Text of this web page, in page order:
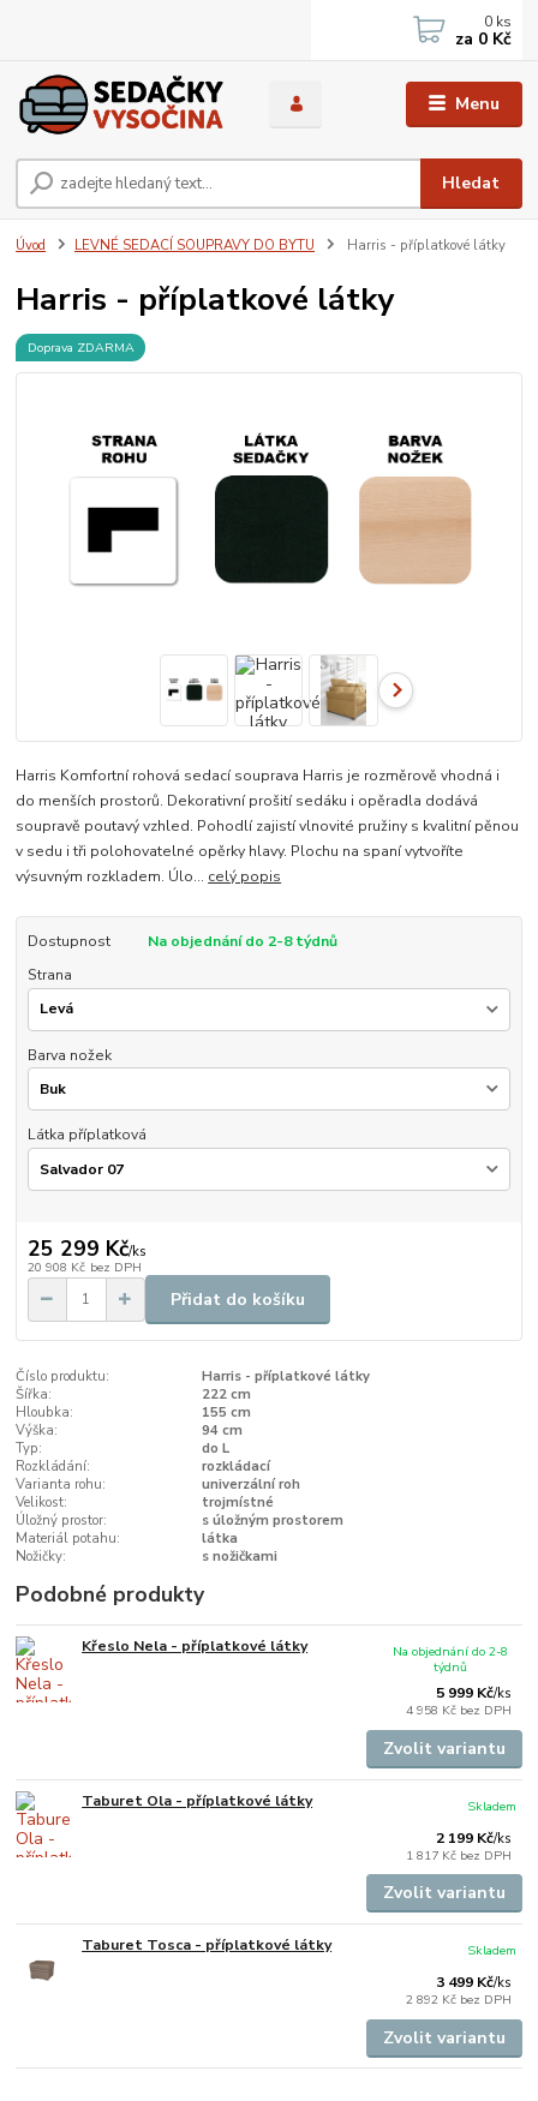
Menu
Hledat
0 ks
za 0 Kč
Úvod LEVNÉ SEDACÍ SOUPRAVY DO BYTU Harris - příplatkové látky
Harris - příplatkové látky
Doprava ZDARMA
Harris Komfortní rohová sedací souprava Harris je rozměrově vhodná i
do menších prostorů. Dekorativní prošití sedáku i opěradla dodává
soupravě poutavý vzhled. Pohodlí zajistí vlnovité pružiny s kvalitní pěnou
v sedu i tři polohovatelné opěrky hlavy. Plochu na spaní vytvoříte
výsuvným rozkladem. Úlo... celý popis
Dostupnost
Na objednání do 2-8 týdnů
Strana
Barva nožek
Látka příplatková
25 299 Kč/ks
20 908 Kč bez DPH
Přidat do košíku
Číslo produktu:
Harris - příplatkové látky
Šířka:
222 cm
Hloubka:
155 cm
Výška:
94 cm
Typ:
do L
Rozkládání:
rozkládací
Varianta rohu:
univerzální roh
Velikost:
trojmístné
Úložný prostor:
s úložným prostorem
Materiál potahu:
látka
Nožičky:
s nožičkami
Podobné produkty
Křeslo Nela - příplatkové látky
5 999 Kč/ks
4 958 Kč bez DPH
Na objednání do 2-8
týdnů
Zvolit variantu
Taburet Ola - příplatkové látky
2 199 Kč/ks
1 817 Kč bez DPH
Skladem
Zvolit variantu
Taburet Tosca - příplatkové látky
3 499 Kč/ks
2 892 Kč bez DPH
Skladem
Zvolit variantu